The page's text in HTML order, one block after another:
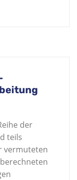
der
teils
vermuteten